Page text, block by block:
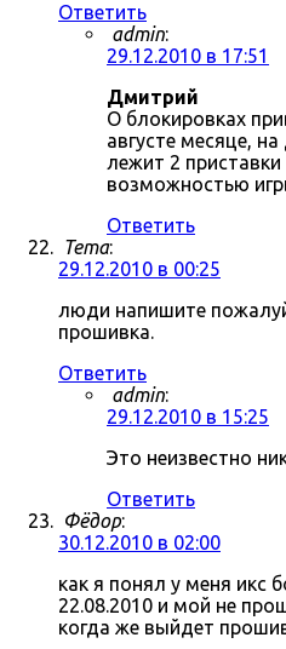
Ответить
admin:
29.12.2010 в 17:51
Дмитрий
О блокировках
августе месяце,
лежит 2
возможностью
Ответить
Tema:
29.12.2010 в 00:25
люди напишите
прошивка.
Ответить
admin:
29.12.2010 в 15:25
Это неизвестно
Ответить
Фёдор:
30.12.2010 в 02:00
как я понял у меня икс
22.08.2010 и мой не
когда же выйдет